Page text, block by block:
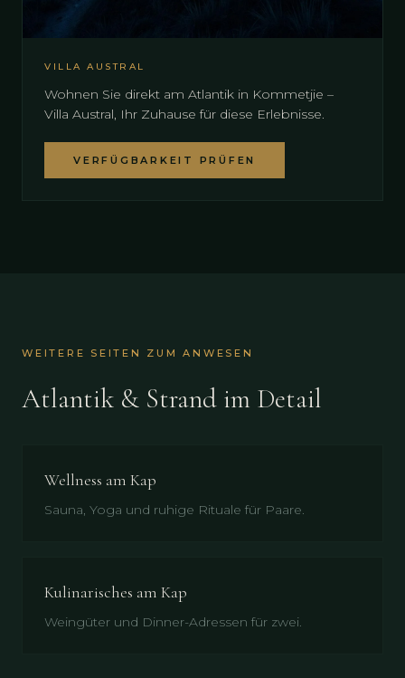
VILLA AUSTRAL
Wohnen Sie direkt am Atlantik in Kommetjie –
Villa Austral, Ihr Zuhause für diese Erlebnisse.
VERFÜGBARKEIT PRÜFEN
WEITERE SEITEN ZUM ANWESEN
Atlantik & Strand im Detail
Wellness am Kap
Sauna, Yoga und ruhige Rituale für Paare.
Kulinarisches am Kap
Weingüter und Dinner-Adressen für zwei.